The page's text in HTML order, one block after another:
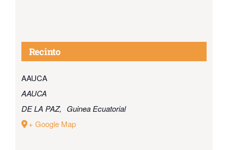
Recinto
AAUCA
AAUCA
DE LA PAZ, Guinea Ecuatorial
+ Google Map